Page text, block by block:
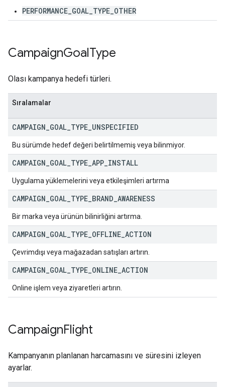
PERFORMANCE_GOAL_TYPE_OTHER
CampaignGoalType
Olası kampanya hedefi türleri.
Sıralamalar
CAMPAIGN GOAL TYPE UNSPECIFIED
Bu sürümde hedef değeri belirtilmemiş veya bilinmiyor.
CAMPAIGN GOAL TYPE APP INSTALL
Uygulama yüklemelerini veya etkileşimleri artırma
CAMPAIGN GOAL TYPE BRAND AWARENESS
Bir marka veya ürünün bilinirliğini artırma.
CAMPAIGN GOAL TYPE OFFLINE ACTION
Çevrimdışı veya mağazadan satışları artırın.
CAMPAIGN GOAL TYPE ONLINE ACTION
Online işlem veya ziyaretleri artırın.
CampaignFlight
Kampanyanın planlanan harcamasını ve süresini izleyen
ayarlar.